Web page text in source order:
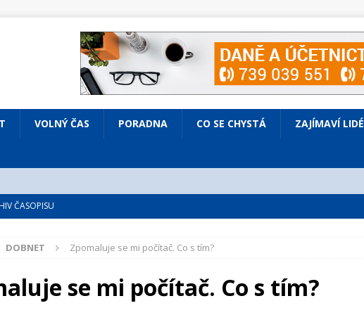
VOLNÝ ČAS PORADNA CO SE CHYSTÁ ZAJÍMAVÍ LIDÉ
ČASOPISU
VOLNÝ ČAS
Prodaná nevěsta
KULTURA
ve Všenorech
DOBNET Zpomaluje se mi počítač. Co s tím?
se mi počítač. Co s tím?